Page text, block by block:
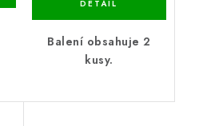
Balení obsahuje 2
kusy.